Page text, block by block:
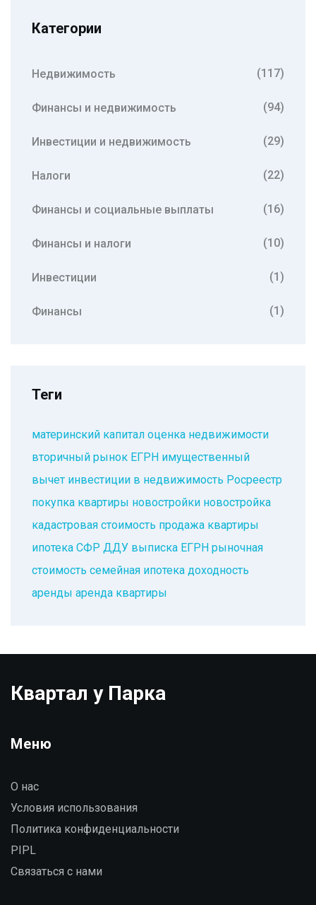
Категории
Недвижимость (117)
Финансы и недвижимость (94)
Инвестиции и недвижимость (29)
Налоги (22)
Финансы и социальные выплаты (16)
Финансы и налоги (10)
Инвестиции (1)
Финансы (1)
Теги
материнский капитал оценка недвижимости
вторичный рынок ЕГРН имущественный
вычет инвестиции в недвижимость Росреестр
покупка квартиры новостройки новостройка
кадастровая стоимость продажа квартиры
ипотека СФР ДДУ выписка ЕГРН рыночная
стоимость семейная ипотека доходность
аренды аренда квартиры
Квартал у Парка
Меню
О нас
Условия использования
Политика конфиденциальности
PIPL
Связаться с нами